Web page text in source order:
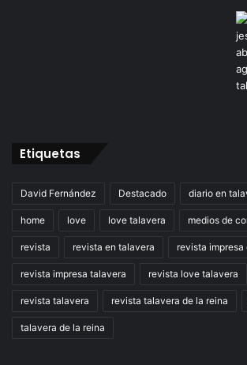
Etiquetas
David Fernández Destacado diario en
home love love talavera medios de
revista revista en talavera revista impresa
revista impresa talavera revista love talavera
revista talavera revista talavera de la reina
talavera de la reina